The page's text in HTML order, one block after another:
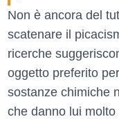
Non è ancora del
scatenare il
ricerche
oggetto preferito
sostanze chimiche
che danno lui